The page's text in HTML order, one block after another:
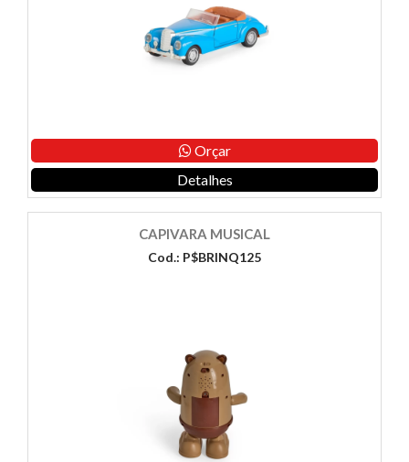
Orçar
Detalhes
CAPIVARA MUSICAL
Cod.: P$BRINQ125